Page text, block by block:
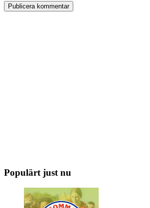
Populärt just nu